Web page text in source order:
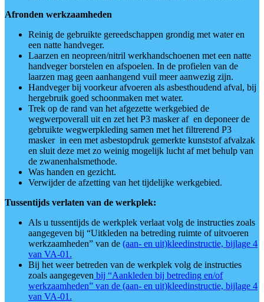
Afronden werkzaamheden
Reinig de gebruikte gereedschappen grondig met water en
een natte handveger.
Laarzen en neopreen/nitril werkhandschoenen met een natte
handveger borstelen en afspoelen. In de profielen van de
laarzen mag geen aanhangend vuil meer aanwezig zijn.
Handveger bij voorkeur afvoeren als asbesthoudend afval, bij
hergebruik goed schoonmaken met water.
Trek op de rand van het afgezette werkgebied de
wegwerpoverall uit en zet het P3 masker af en deponeer de
gebruikte wegwerpkleding samen met het filtrerend P3
masker in een met asbestopdruk gemerkte kunststof afvalzak
en sluit deze met zo weinig mogelijk lucht af met behulp van
de zwanenhalsmethode.
Was handen en gezicht.
Verwijder de afzetting van het tijdelijke werkgebied.
Tussentijds verlaten van de werkplek:
Als u tussentijds de werkplek verlaat volg de instructies zoals
aangegeven bij “Uitkleden na betreding ruimte of uitvoeren
werkzaamheden” van de (aan- en uit)kleedinstructie, bijlage 4
van VA-01.
Bij het weer betreden van de werkplek volg de instructies
zoals aangegeven bij “Aankleden bij betreding en/of
werkzaamheden” van de (aan- en uit)kleedinstructie, bijlage 4
van VA-01.